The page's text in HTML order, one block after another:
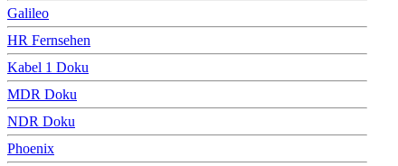
Galileo
HR Fernsehen
Kabel 1 Doku
MDR Doku
NDR Doku
Phoenix